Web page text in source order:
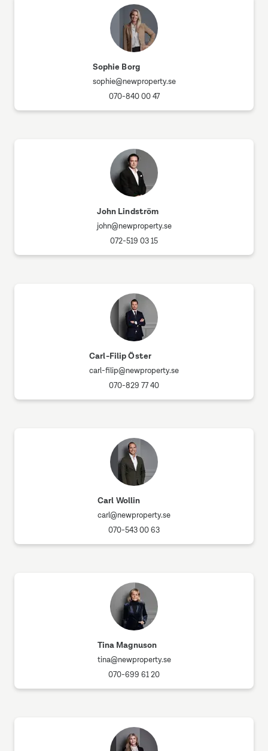
Sophie Borg
sophie@newproperty.se
070-840 00 47
John Lindström
john@newproperty.se
072-519 03 15
Carl-Filip Öster
carl-filip@newproperty.se
070-829 77 40
Carl Wollin
carl@newproperty.se
070-543 00 63
Tina Magnuson
tina@newproperty.se
070-699 61 20